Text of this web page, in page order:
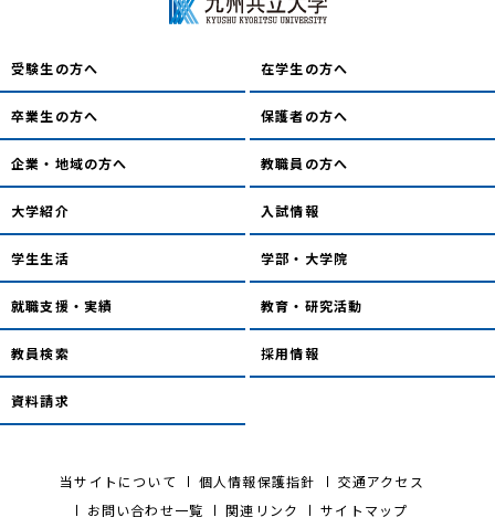
受験生の方へ 在学生の方へ
卒業生の方へ 保護者の方へ
企業・地域の方へ 教職員の方へ
大学紹介 入試情報
学生生活 学部・大学院
就職支援・実績 教育・研究活動
教員検索 採用情報
資料請求
当サイトについて 個人情報保護指針
交通アクセス
お問い合わせ一覧
関連リンク サイトマップ